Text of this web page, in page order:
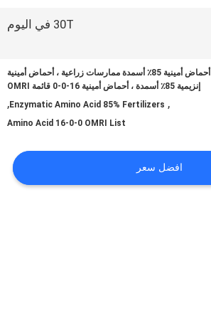
30T في اليوم
أحماض أمينية 85٪ أسمدة ممارسات زراعية ، أحماض أمينية
إنزيمية 85٪ أسمدة ، أحماض أمينية 16-0-0 قائمة OMRI
,
Enzymatic Amino Acid 85% Fertilizers
,
Amino Acid 16-0-0 OMRI List
افضل سعر